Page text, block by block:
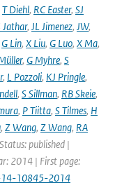
T Diehl, RC Easter, SJ
Jathar, JL Jimenez, JW,
G Lin, X Liu, G Luo, X Ma,
, G Myhre, S
, L Pozzoli, KJ Pringle,
, S Sillman, RB Skeie,
, P Tiitta, S Tilmes, H
, Z Wang, Z Wang, RA
published |
2014 | First page:
14-10845-2014